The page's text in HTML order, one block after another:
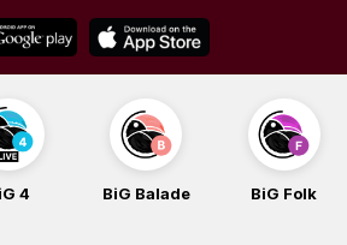
4 BiG Balade BiG Folk